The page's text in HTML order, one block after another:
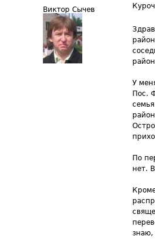
Виктор Сычев
У
Пос.
По
нет.
знаю,